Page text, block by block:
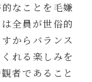
なことを毛嫌
全員が世俗的
からバランス
れる楽しみを
者であること